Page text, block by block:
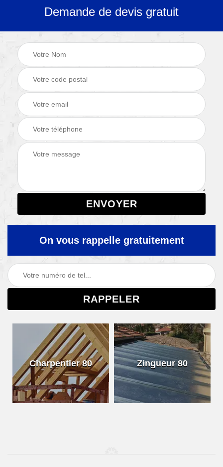
Demande de devis gratuit
On vous rappelle gratuitement
Charpentier 80 Zingueur 80